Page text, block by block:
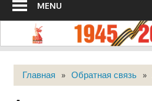
MENU
Главная » Обратная связь »